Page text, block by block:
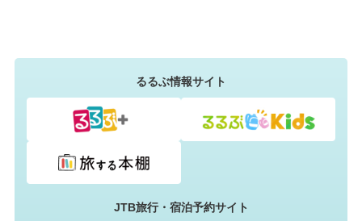
るるぶ情報サイト
JTB旅行・宿泊予約サイト